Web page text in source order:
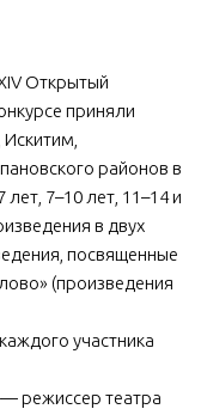
Открытый
приняли
районов в
7–10 лет, 11–14 и
в двух
посвященные
(произведения
участника
режиссер театра